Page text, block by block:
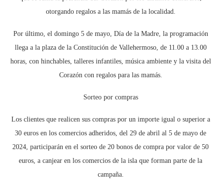
otorgando regalos a las mamás de la localidad.
Por último, el domingo 5 de mayo, Día de la Madre, la programación
llega a la plaza de la Constitución de Vallehermoso, de 11.00 a 13.00
horas, con hinchables, talleres infantiles, música ambiente y la visita del
Corazón con regalos para las mamás.
Sorteo por compras
Los clientes que realicen sus compras por un importe igual o superior a
30 euros en los comercios adheridos, del 29 de abril al 5 de mayo de
2024, participarán en el sorteo de 20 bonos de compra por valor de 50
euros, a canjear en los comercios de la isla que forman parte de la
campaña.